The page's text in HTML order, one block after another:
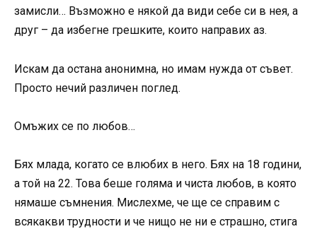
замисли… Възможно е някой да види себе си в нея, а
друг – да избегне грешките, които направих аз.
Искам да остана анонимна, но имам нужда от съвет.
Просто нечий различен поглед.
Омъжих се по любов…
Бях млада, когато се влюбих в него. Бях на 18 години,
а той на 22. Това беше голяма и чиста любов, в която
нямаше съмнения. Мислехме, че ще се справим с
всякакви трудности и че нищо не ни е страшно, стига